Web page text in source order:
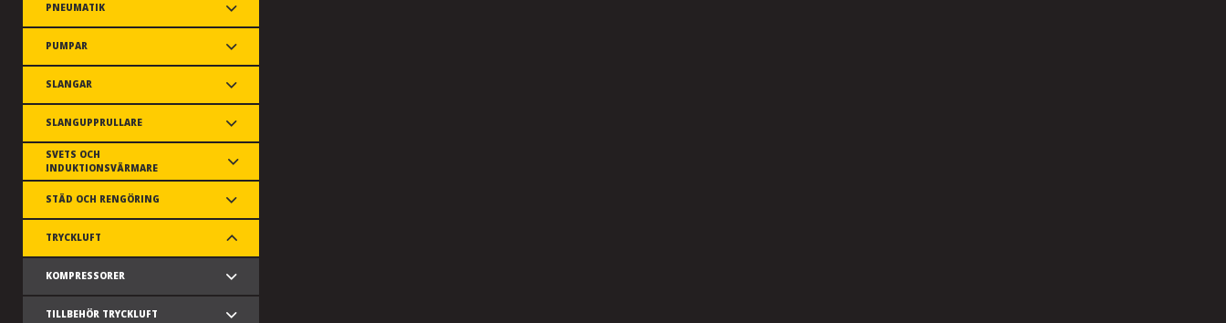
PNEUMATIK
PUMPAR
SLANGAR
SLANGUPPRULLARE
SVETS OCH
INDUKTIONSVÄRMARE
STÄD OCH RENGÖRING
TRYCKLUFT
KOMPRESSORER
TILLBEHÖR TRYCKLUFT